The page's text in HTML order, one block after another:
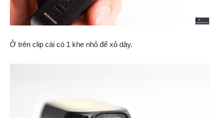
Ở trên clip cài có 1 khe nhỏ để xỏ dây.